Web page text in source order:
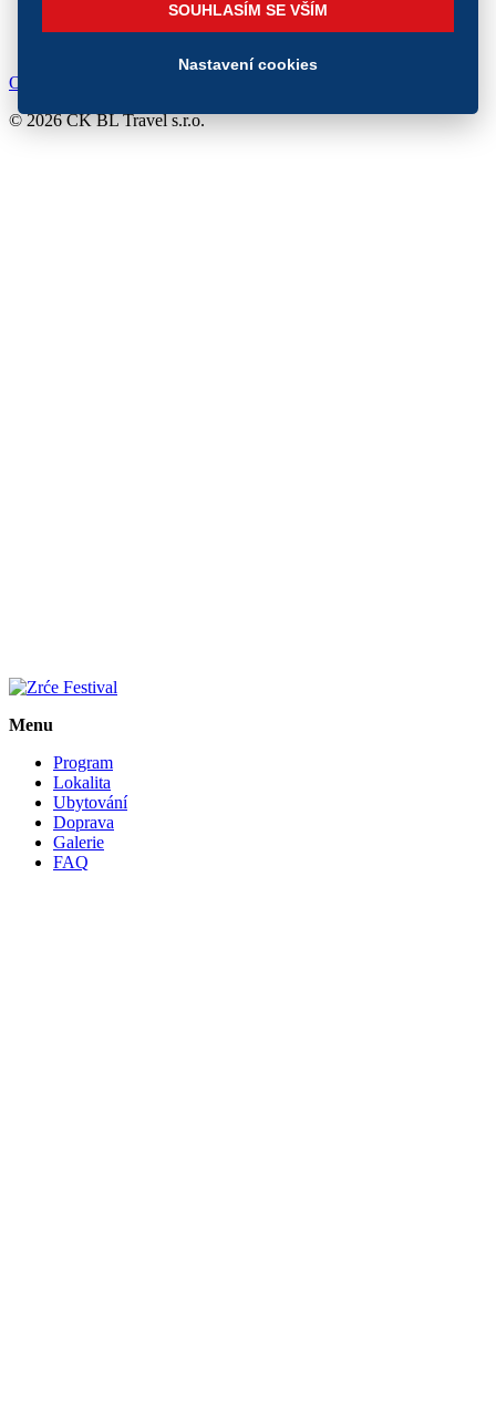
Obchodní podmínky
© 2026 CK BL Travel s.r.o.
Menu
Program
Lokalita
Ubytování
Doprava
Galerie
FAQ
SOUHLASÍM SE VŠÍM
Nastavení cookies